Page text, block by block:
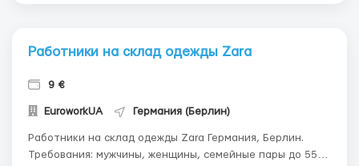
Работники на склад одежды Zara
9 €
EuroworkUA Германия (Берлин)
Работники на склад одежды Zara Германия, Берлин.
Требования: мужчины, женщины, семейные пары до 55